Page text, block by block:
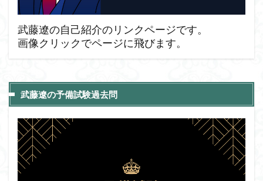
武藤遼の自己紹介のリンクページです。
画像クリックでページに飛びます。
武藤遼の予備試験過去問